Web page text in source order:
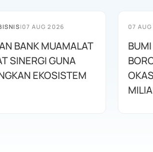
|07 AUG 2026
BANK MUAMALAT
SINERGI GUNA
EKOSISTEM
07